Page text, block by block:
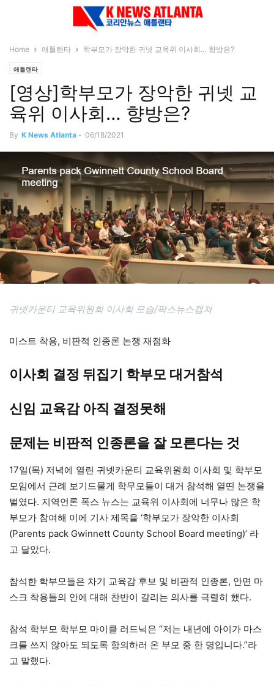
Home 애틀랜타 학부모가 장악한 귀넷 교육위 이사회… 향방은?
애틀랜타
[영상]학부모가 장악한 귀넷 교
육위 이사회… 향방은?
By K News Atlanta - 06/18/2021
귀넷카운티 교육위원회 이사회 모습/팍스뉴스캡쳐
미스트 착용, 비판적 인종론 논쟁 재점화
이사회 결정 뒤집기 학부모 대거참석
신임 교육감 아직 결정못해
문제는 비판적 인종론을 잘 모른다는 것
17일(목) 저녁에 열린 귀넷카운티 교육위원회 이사회 및 학부모
모임에서 근례 보기드물게 학무모들이 대거 참석해 열띤 논쟁을
벌였다. 지역언론 폭스 뉴스는 교육위 이사회에 너무나 많은 학
부모가 참여해 이에 기사 제목을 ‘학부모가 장악한 이사회
(Parents pack Gwinnett County School Board meeting)’ 라
고 달았다.
참석한 학부모들은 차기 교육감 후보 및 비판적 인종론, 안면 마
스크 착용들의 안에 대해 찬반이 갈리는 의사를 극렬히 했다.
참석 학부모 학부모 마이클 러드닉은 “저는 내년에 아이가 마스
크를 쓰지 않아도 되도록 항의하러 온 부모 중 한 명입니다.”라
고 말했다.